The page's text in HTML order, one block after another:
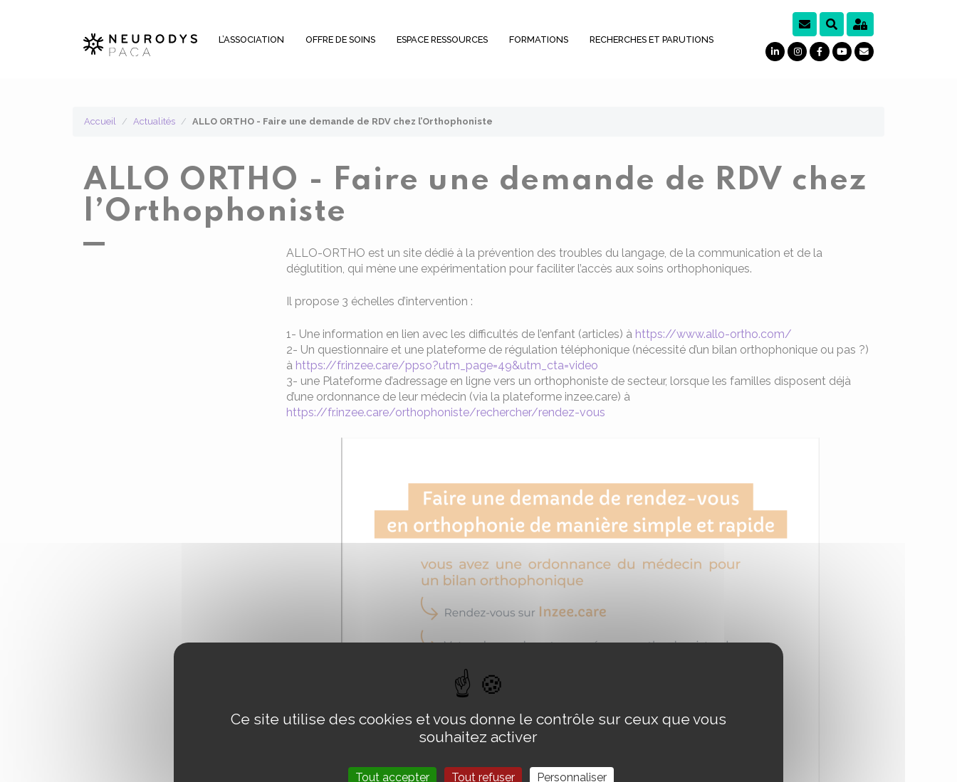
L’ASSOCIATION OFFRE DE SOINS ESPACE RESSOURCES FORMATIONS RECHERCHES ET PARUTIONS
Accueil Actualités ALLO ORTHO - Faire une demande de RDV chez l’Orthophoniste
ALLO ORTHO - Faire une demande de RDV chez
l’Orthophoniste
ALLO-ORTHO est un site dédié à la prévention des troubles du langage, de la communication et de la
déglutition, qui mène une expérimentation pour faciliter l’accès aux soins orthophoniques.
Il propose 3 échelles d’intervention :
1- Une information en lien avec les difficultés de l’enfant (articles) à https://www.allo-ortho.com/
2- Un questionnaire et une plateforme de régulation téléphonique (nécessité d’un bilan orthophonique ou pas ?)
à https://fr.inzee.care/ppso?utm_page=49&utm_cta=video
3- une Plateforme d’adressage en ligne vers un orthophoniste de secteur, lorsque les familles disposent déjà
d’une ordonnance de leur médecin (via la plateforme inzee.care) à
https://fr.inzee.care/orthophoniste/rechercher/rendez-vous
Ce site utilise des cookies et vous donne le contrôle sur ceux que vous
souhaitez activer
Tout accepter Tout refuser Personnaliser